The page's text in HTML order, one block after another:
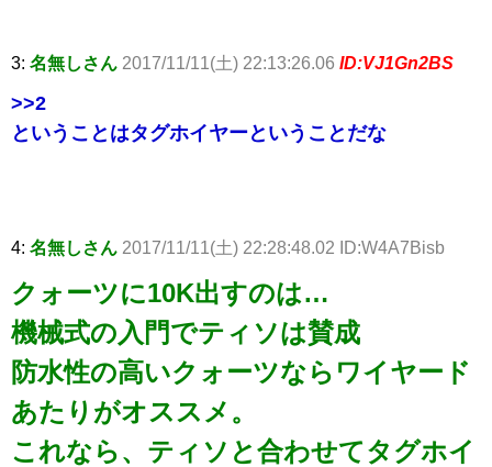
3: 名無しさん 2017/11/11(土) 22:13:26.06 ID:VJ1Gn2BS
>>2
ということはタグホイヤーということだな
4: 名無しさん 2017/11/11(土) 22:28:48.02 ID:W4A7Bisb
クォーツに10K出すのは…
機械式の入門でティソは賛成
防水性の高いクォーツならワイヤード
あたりがオススメ。
これなら、ティソと合わせてタグホイ